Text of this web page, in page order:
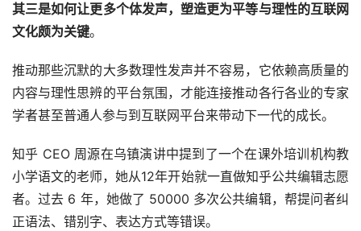
其三是如何让更多个体发声，塑造更为平等与理性的互联网
文化颇为关键。
推动那些沉默的大多数理性发声并不容易，它依赖高质量的
内容与理性思辨的平台氛围，才能连接推动各行各业的专家
学者甚至普通人参与到互联网平台来带动下一代的成长。
知乎 CEO 周源在乌镇演讲中提到了一个在课外培训机构教
小学语文的老师，她从12年开始就一直做知乎公共编辑志愿
者。过去 6 年，她做了 50000 多次公共编辑，帮提问者纠
正语法、错别字、表达方式等错误。